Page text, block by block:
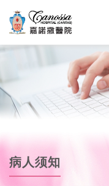
病人须知